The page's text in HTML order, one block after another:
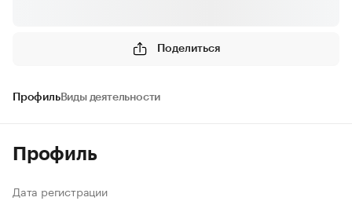
Поделиться
ПрофильВиды деятельности
Профиль
Дата регистрации